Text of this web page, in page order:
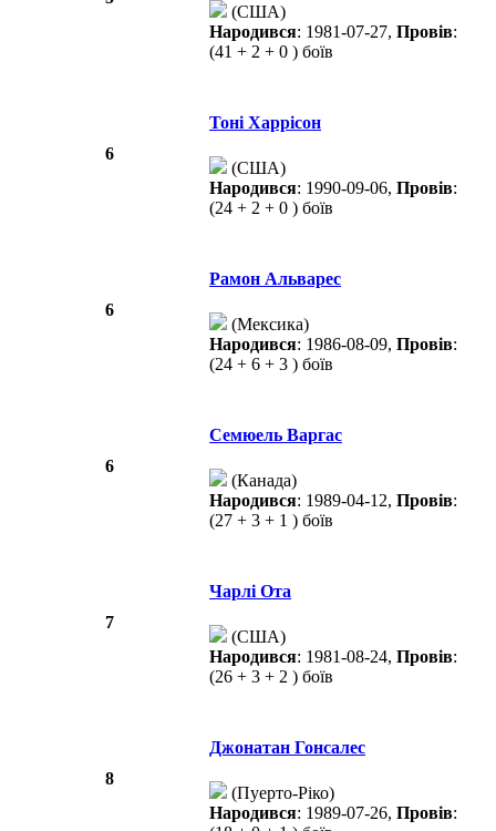
(США)
Народився: 1981-07-27, Провів:
(41 + 2 + 0 ) боїв
6
Тоні Харрісон
(США)
Народився: 1990-09-06, Провів:
(24 + 2 + 0 ) боїв
6
Рамон Альварес
(Мексика)
Народився: 1986-08-09, Провів:
(24 + 6 + 3 ) боїв
6
Семюель Варгас
(Канада)
Народився: 1989-04-12, Провів:
(27 + 3 + 1 ) боїв
7
Чарлі Ота
(США)
Народився: 1981-08-24, Провів:
(26 + 3 + 2 ) боїв
8
Джонатан Гонсалес
(Пуерто-Ріко)
Народився: 1989-07-26, Провів: